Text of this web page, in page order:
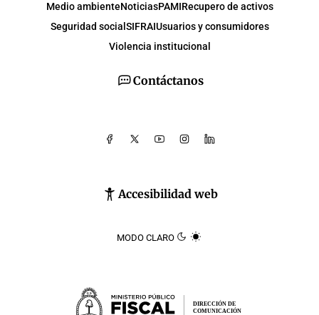
Contáctanos
Accesibilidad web
MODO CLARO
Medio ambienteNoticiasPAMIRecupero de activos
Seguridad social SIFRAIUsuarios y consumidores
Violencia institucional
DIRECCIÓN DE
COMUNICACIÓN